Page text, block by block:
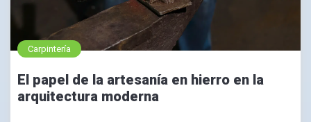
Carpintería
El papel de la artesanía en hierro en la
arquitectura moderna